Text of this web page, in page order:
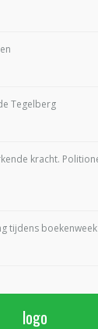
Tegelberg
kracht.
tijdens boekenweek